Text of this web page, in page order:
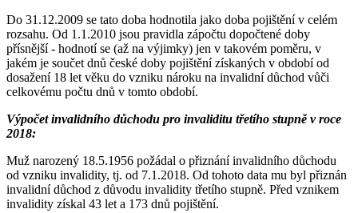
Do 31.12.2009 se tato doba hodnotila jako doba pojištění v celém
rozsahu. Od 1.1.2010 jsou pravidla zápočtu dopočtené doby
přísnější - hodnotí se (až na výjimky) jen v takovém poměru, v
jakém je součet dnů české doby pojištění získaných v období od
dosažení 18 let věku do vzniku nároku na invalidní důchod vůči
celkovému počtu dnů v tomto období.
Výpočet invalidního důchodu pro invaliditu třetího stupně v roce
2018:
Muž narozený 18.5.1956 požádal o přiznání invalidního důchodu
od vzniku invalidity, tj. od 7.1.2018. Od tohoto data mu byl přiznán
invalidní důchod z důvodu invalidity třetího stupně. Před vznikem
invalidity získal 43 let a 173 dnů pojištění.